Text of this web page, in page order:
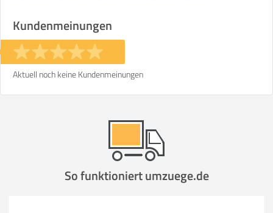
Kundenmeinungen
Aktuell noch keine Kundenmeinungen
So funktioniert umzuege.de